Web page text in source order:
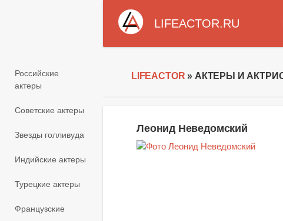
LIFEACTOR.RU
Российские
актеры
Советские актеры
Звезды голливуда
Индийские актеры
Турецкие актеры
Французские
LIFEACTOR » АКТЕРЫ И
Леонид Неведомский